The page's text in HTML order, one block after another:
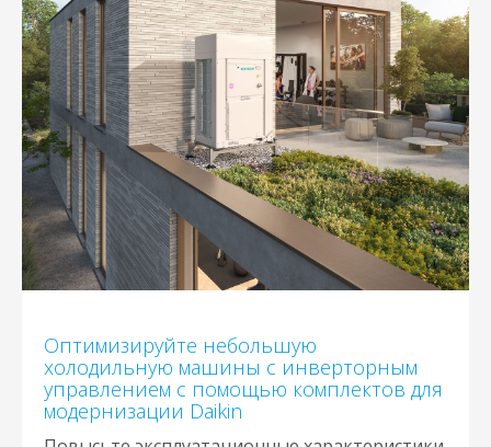
Оптимизируйте небольшую
холодильную машины с инверторным
управлением с помощью комплектов для
модернизации Daikin